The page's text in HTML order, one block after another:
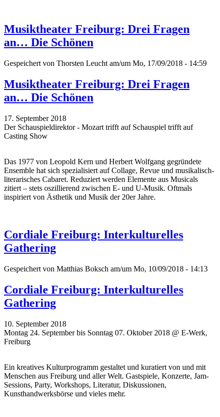
Musiktheater Freiburg: Drei Fragen
an… Die Schönen
Gespeichert von Thorsten Leucht am/um Mo, 17/09/2018 - 14:59
Musiktheater Freiburg: Drei Fragen
an… Die Schönen
17. September 2018
Der Schauspieldirektor - Mozart trifft auf Schauspiel trifft auf
Casting Show
Das 1977 von Leopold Kern und Herbert Wolfgang gegründete
Ensemble hat sich spezialisiert auf Collage, Revue und musikalisch-
literarisches Cabaret. Reduziert werden Elemente aus Musicals
zitiert – stets oszillierend zwischen E- und U-Musik. Oftmals
inspiriert von Ästhetik und Musik der 20er Jahre.
Cordiale Freiburg: Interkulturelles
Gathering
Gespeichert von Matthias Boksch am/um Mo, 10/09/2018 - 14:13
Cordiale Freiburg: Interkulturelles
Gathering
10. September 2018
Montag 24. September bis Sonntag 07. Oktober 2018 @ E-Werk,
Freiburg
Ein kreatives Kulturprogramm gestaltet und kuratiert von und mit
Menschen aus Freiburg und aller Welt. Gastspiele, Konzerte, Jam-
Sessions, Party, Workshops, Literatur, Diskussionen,
Kunsthandwerksbörse und vieles mehr.